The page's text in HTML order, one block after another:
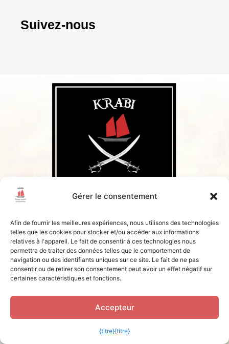
Gérer le consentement
Afin de fournir les meilleures expériences, nous utilisons des technologies
telles que les cookies pour stocker et/ou accéder aux informations
relatives à l'appareil. Le fait de consentir à ces technologies nous
permettra de traiter des données telles que le comportement de
navigation ou des identifiants uniques sur ce site. Le fait de ne pas
consentir ou de retirer son consentement peut avoir un effet négatif sur
certaines caractéristiques et fonctions.
Accepteur
{titre}{titre}
Suivez-nous